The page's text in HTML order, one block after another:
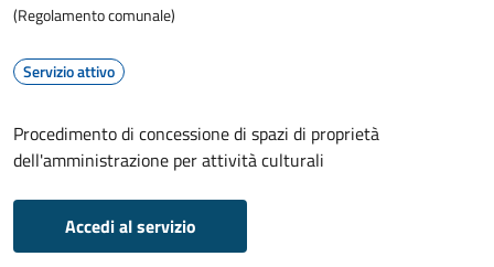
(Regolamento comunale)
Servizio attivo
Procedimento di concessione di spazi di proprietà
dell'amministrazione per attività culturali
Accedi al servizio